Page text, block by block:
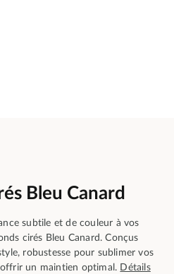
Bleu Canard
subtile et de couleur à vos
cirés Bleu Canard. Conçus
robustesse pour sublimer vos
un maintien optimal. Détails